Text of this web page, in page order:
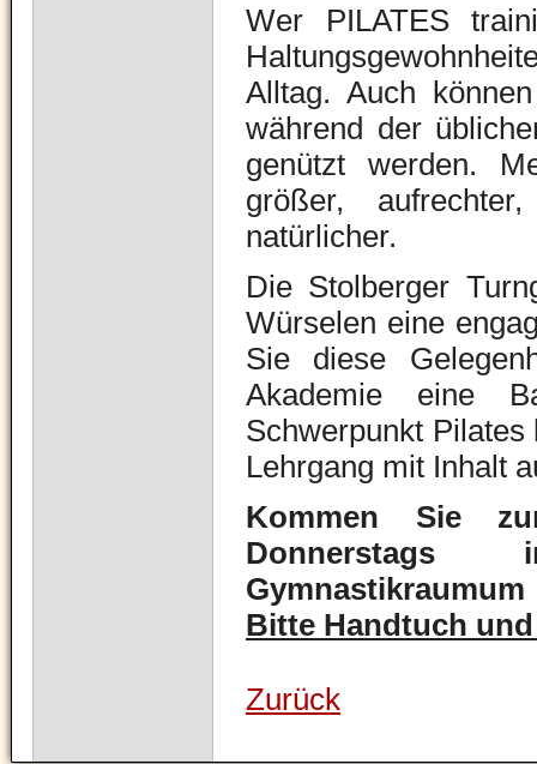
Wer PILATES
Alltag. Auch
während der
genützt werden.
größer,
natürlicher.
Die Stolberger
Würselen eine
Sie diese
Akademie eine
Schwerpunkt
Lehrgang mit Inhalt
Kommen Sie
Donnerstags
Bitte Handtuch
Zurück